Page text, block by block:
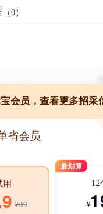
（0）
会员，查看更多招采
省会员
用
¥39
最划算
12
¥